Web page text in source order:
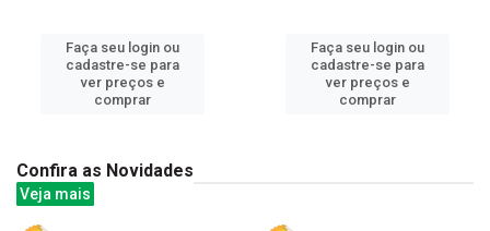
Faça seu login ou
cadastre-se para
ver preços e
comprar
Faça seu login ou
cadastre-se para
ver preços e
comprar
Confira as Novidades
Veja mais